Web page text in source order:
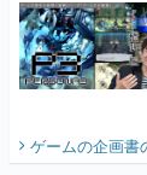
ゲームの企画書